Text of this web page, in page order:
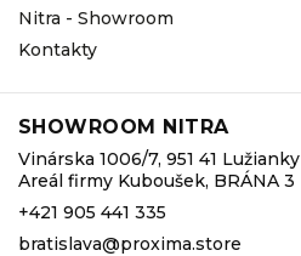
Nitra - Showroom
Kontakty
SHOWROOM NITRA
Vinárska 1006/7, 951 41 Lužianky
Areál firmy Kuboušek, BRÁNA 3
+421 905 441 335
bratislava@proxima.store